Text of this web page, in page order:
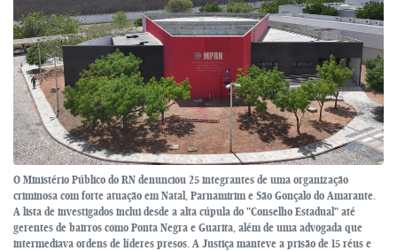
O Ministério Público do RN denunciou 25 integrantes de uma organização
criminosa com forte atuação em Natal, Parnamirim e São Gonçalo do Amarante.
A lista de investigados inclui desde a alta cúpula do "Conselho Estadual" até
gerentes de bairros como Ponta Negra e Guarita, além de uma advogada que
intermediava ordens de líderes presos. A Justiça manteve a prisão de 15 réus e